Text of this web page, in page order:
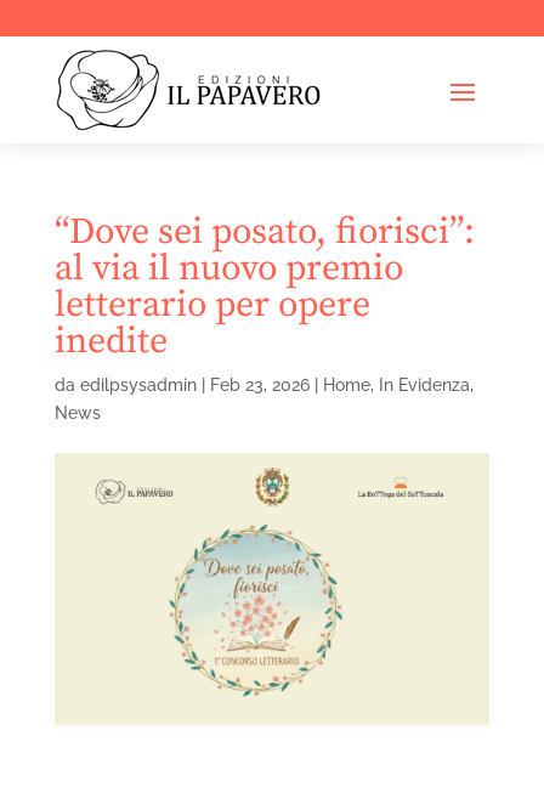
“Dove sei posato, fiorisci”:
al via il nuovo premio
letterario per opere
inedite
da edilpsysadmin| Feb 23, 2026| Home, In Evidenza,
News